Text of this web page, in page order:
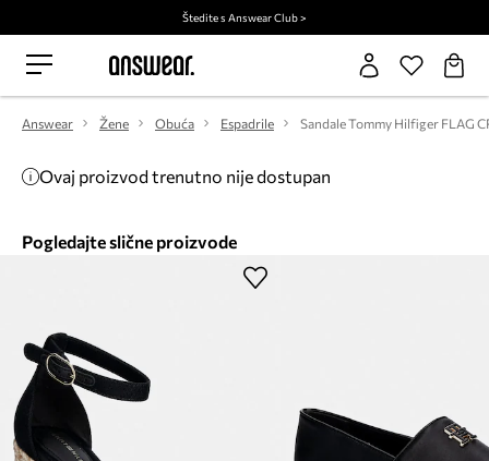
Štedite s Answear Club >
Answear Žene Obuća Espadrile
Ovaj proizvod trenutno nije dostupan
Pogledajte slične proizvode